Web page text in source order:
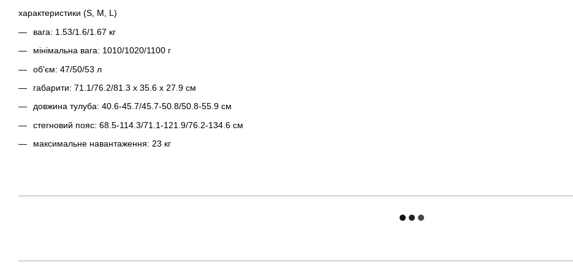
характеристики (S, M, L)
вага: 1.53/1.6/1.67 кг
мінімальна вага: 1010/1020/1100 г
об'єм: 47/50/53 л
габарити: 71.1/76.2/81.3 x 35.6 x 27.9 см
довжина тулуба: 40.6-45.7/45.7-50.8/50.8-55.9 см
стегновий пояс: 68.5-114.3/71.1-121.9/76.2-134.6 см
максимальне навантаження: 23 кг